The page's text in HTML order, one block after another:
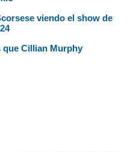
viendo el show de
que Cillian Murphy